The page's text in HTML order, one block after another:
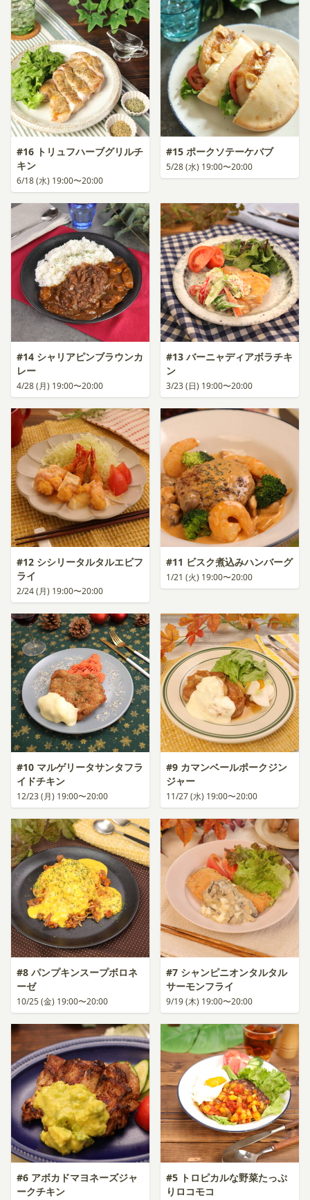
#16 トリュフハーブグリルチ
キン
6/18 (水) 19:00〜20:00
#15 ポークソテーケバブ
5/28 (水) 19:00〜20:00
#14 シャリアピンブラウンカ
レー
4/28 (月) 19:00〜20:00
#13 バーニャディアボラチキ
ン
3/23 (日) 19:00〜20:00
#12 シシリータルタルエビフ
ライ
2/24 (月) 19:00〜20:00
#11 ビスク煮込みハンバーグ
1/21 (火) 19:00〜20:00
#10 マルゲリータサンタフラ
イドチキン
12/23 (月) 19:00〜20:00
#9 カマンベールポークジン
ジャー
11/27 (水) 19:00〜20:00
#8 パンプキンスープボロネ
ーゼ
10/25 (金) 19:00〜20:00
#7 シャンピニオンタルタル
サーモンフライ
9/19 (木) 19:00〜20:00
#6 アボカドマヨネーズジャ
ークチキン
#5 トロピカルな野菜たっぷ
りロコモコ